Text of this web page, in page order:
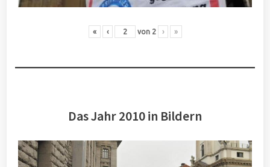
« ‹ von 2 › »
Das Jahr 2010 in Bildern